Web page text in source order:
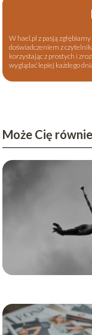
W hael.pl z pasją
doświadczeniem z
korzystając z prostych i
wyglądać lepiej każdego
Może Cię